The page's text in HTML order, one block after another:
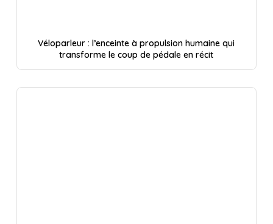
Véloparleur : l’enceinte à propulsion humaine qui
transforme le coup de pédale en récit